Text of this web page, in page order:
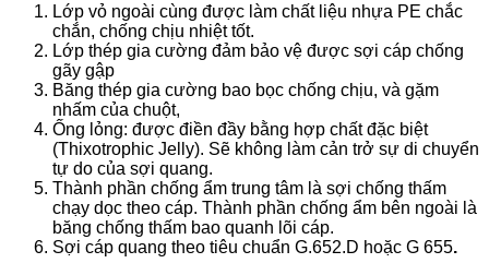
Lớp vỏ ngoài cùng được làm chất liệu nhựa PE chắc
chắn, chống chịu nhiệt tốt.
Lớp thép gia cường đảm bảo vệ được sợi cáp chống
gãy gập
Băng thép gia cường bao bọc chống chịu, và gặm
nhấm của chuột,
Ống lỏng: được điền đầy bằng hợp chất đặc biệt
(Thixotrophic Jelly). Sẽ không làm cản trở sự di chuyển
tự do của sợi quang.
Thành phần chống ẩm trung tâm là sợi chống thấm
chạy dọc theo cáp. Thành phần chống ẩm bên ngoài là
băng chống thấm bao quanh lõi cáp.
Sợi cáp quang theo tiêu chuẩn G.652.D hoặc G 655.